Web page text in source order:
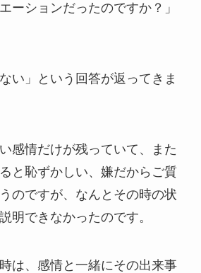
ーションだったのですか？」
い」という回答が返ってきま
感情だけが残っていて、また
と恥ずかしい、嫌だからご質
のですが、なんとその時の状
明できなかったのです。
は、感情と一緒にその出来事